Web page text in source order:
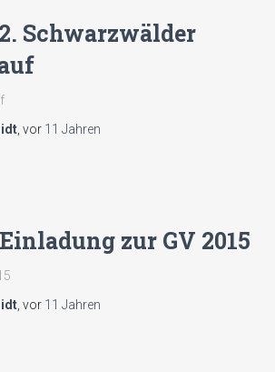
2. Schwarzwälder
, vor 11 Jahren
zur GV 2015
, vor 11 Jahren